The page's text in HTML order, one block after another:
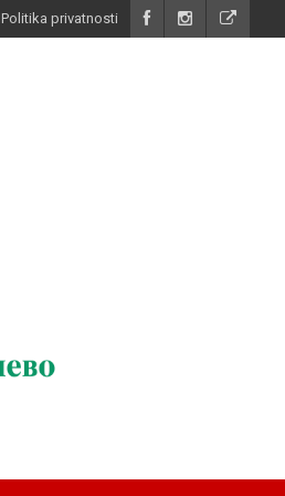
Politika privatnosti